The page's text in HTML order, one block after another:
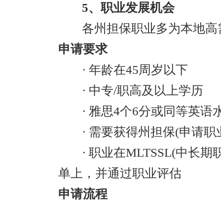
5、职业发展机会
各州担保职业多为本地
申请要求
· 年龄在45周岁以下
· 中专/职高及以上学历
· 雅思4个6分或同等英语
· 需要获得州担保(申请
· 职业在MLTSSL(中长期
单上，并通过职业评估
申请流程